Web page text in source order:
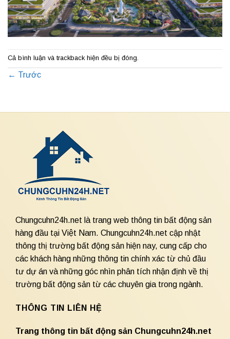
Cả bình luận và trackback hiện đều bị đóng.
← Trước
Chungcuhn24h.net là trang web thông tin bất động sản
hàng đầu tại Việt Nam. Chungcuhn24h.net cập nhật
thông thị trường bất động sản hiện nay, cung cấp cho
các khách hàng những thông tin chính xác từ chủ đầu
tư dự án và những góc nhìn phân tích nhận định về thị
trường bất động sản từ các chuyên gia trong ngành.
THÔNG TIN LIÊN HỆ
Trang thông tin bất động sản Chungcuhn24h.net